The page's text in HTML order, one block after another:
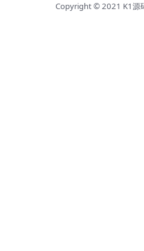
Copyright © 2021 K1源